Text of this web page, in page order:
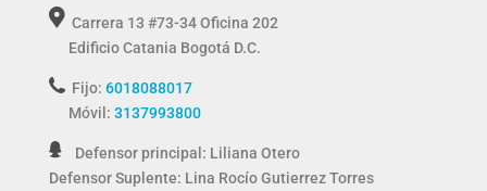
Carrera 13 #73-34 Oficina 202
Edificio Catania Bogotá D.C.
Fijo: 6018088017
Móvil: 3137993800
Defensor principal: Liliana Otero
Defensor Suplente: Lina Rocío Gutierrez Torres